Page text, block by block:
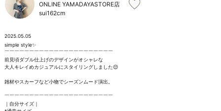
ONLINE YAMADAYASTORE店
sui162cm
2025.05.05
simple style✨
￣￣￣￣￣￣￣￣￣￣￣￣￣￣￣￣￣￣￣￣￣￣
前見頃ダブル仕上げのデザインがオシャレな
大人キレイめカジュアルにスタイリングしました😌
雑材やスカーフなど小物でシーズンムード演出。
￣￣￣￣￣￣￣￣￣￣￣￣￣￣￣￣￣￣￣￣￣￣
｜自分サイズ｜